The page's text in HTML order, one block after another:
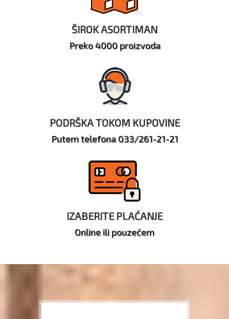
ŠIROK ASORTIMAN
Preko 4000 proizvoda
PODRŠKA TOKOM KUPOVINE
Putem telefona 033/261-21-21
IZABERITE PLAĆANJE
Online ili pouzećem